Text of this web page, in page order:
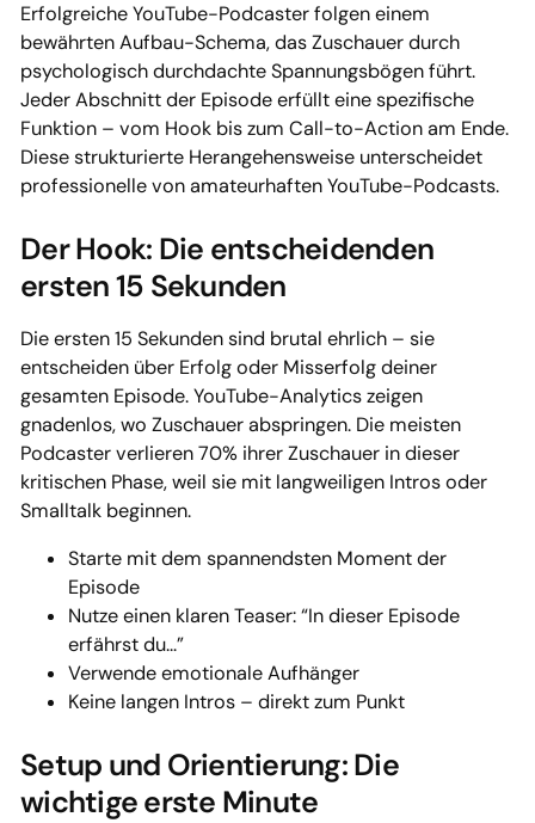
Erfolgreiche YouTube-Podcaster folgen einem
bewährten Aufbau-Schema, das Zuschauer durch
psychologisch durchdachte Spannungsbögen führt.
Jeder Abschnitt der Episode erfüllt eine spezifische
Funktion – vom Hook bis zum Call-to-Action am Ende.
Diese strukturierte Herangehensweise unterscheidet
professionelle von amateurhaften YouTube-Podcasts.
Der Hook: Die entscheidenden
ersten 15 Sekunden
Die ersten 15 Sekunden sind brutal ehrlich – sie
entscheiden über Erfolg oder Misserfolg deiner
gesamten Episode. YouTube-Analytics zeigen
gnadenlos, wo Zuschauer abspringen. Die meisten
Podcaster verlieren 70% ihrer Zuschauer in dieser
kritischen Phase, weil sie mit langweiligen Intros oder
Smalltalk beginnen.
Starte mit dem spannendsten Moment der
Episode
Nutze einen klaren Teaser: “In dieser Episode
erfährst du…”
Verwende emotionale Aufhänger
Keine langen Intros – direkt zum Punkt
Setup und Orientierung: Die
wichtige erste Minute